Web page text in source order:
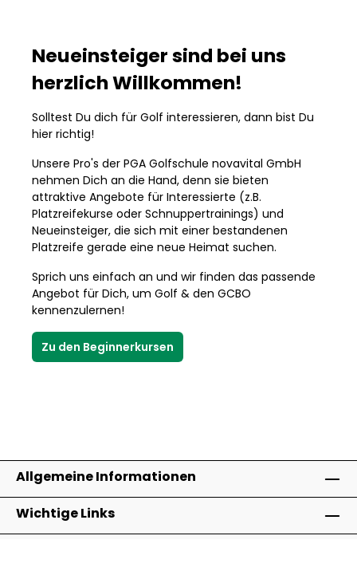
Neueinsteiger sind bei uns
herzlich Willkommen!
Solltest Du dich für Golf interessieren, dann bist Du
hier richtig!
Unsere Pro's der PGA Golfschule novavital GmbH
nehmen Dich an die Hand, denn sie bieten
attraktive Angebote für Interessierte (z.B.
Platzreifekurse oder Schnuppertrainings) und
Neueinsteiger, die sich mit einer bestandenen
Platzreife gerade eine neue Heimat suchen.
Sprich uns einfach an und wir finden das passende
Angebot für Dich, um Golf & den GCBO
kennenzulernen!
Zu den Beginnerkursen
Allgemeine Informationen
Wichtige Links